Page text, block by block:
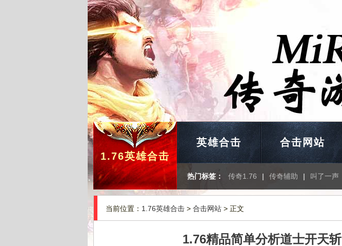
1.76英雄合击
英雄合击 合击网站
热门标签： 传奇1.76 | 传奇辅助 | 叫了一声
当前位置： 1.76英雄合击 > 合击网站 > 正文
1.76精品简单分析道士开天斩